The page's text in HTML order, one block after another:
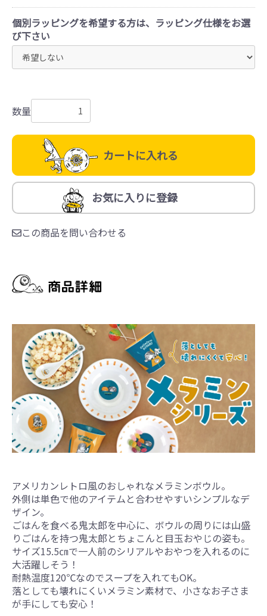
個別ラッピングを希望する方は、ラッピング仕様をお選
び下さい
数量
カートに入れる
お気に入りに登録
この商品を問い合わせる
アメリカンレトロ風のおしゃれなメラミンボウル。
外側は単色で他のアイテムと合わせやすいシンプルなデ
ザイン。
ごはんを食べる鬼太郎を中心に、ボウルの周りには山盛
りごはんを持つ鬼太郎とちょこんと目玉おやじの姿も。
サイズ15.5㎝で一人前のシリアルやおやつを入れるのに
大活躍しそう！
耐熱温度120℃なのでスープを入れてもOK。
落としても壊れにくいメラミン素材で、小さなお子さま
が手にしても安心！